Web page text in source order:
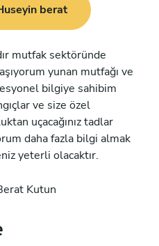
berat
mutfak sektöründe
yunan mutfağı ve
bilgiye sahibim
ve size özel
uçacağınız tadlar
daha fazla bilgi almak
yeterli olacaktır.